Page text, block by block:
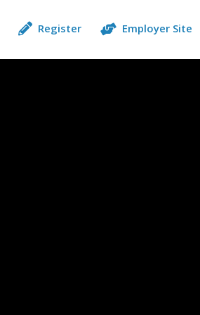
Employer Site
Register